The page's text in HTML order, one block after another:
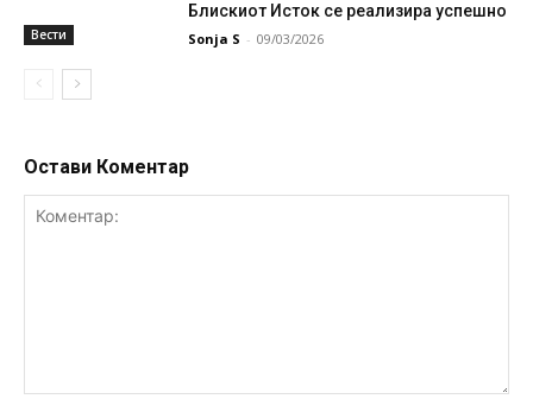
Вести
Блискиот Исток се реализира успешно
Sonja S - 09/03/2026
Остави Коментар